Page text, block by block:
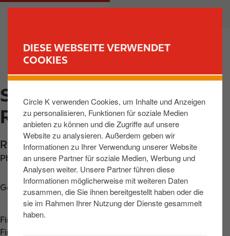
DIESE WEBSEITE VERWENDET
COOKIES
Circle K verwenden Cookies, um Inhalte und Anzeigen
zu personalisieren, Funktionen für soziale Medien
anbieten zu können und die Zugriffe auf unsere
Website zu analysieren. Außerdem geben wir
Informationen zu Ihrer Verwendung unserer Website
an unsere Partner für soziale Medien, Werbung und
Analysen weiter. Unsere Partner führen diese
Informationen möglicherweise mit weiteren Daten
zusammen, die Sie ihnen bereitgestellt haben oder die
sie im Rahmen Ihrer Nutzung der Dienste gesammelt
haben.
u
m
h
a
M
v
SCHWUELPER,
RUHMRISCHKAMP
Ruhmrischkamp 3,Schwuelper,38179,DE
Phone: +4953039709854
Get directions
Find us onApp Store
Find us on